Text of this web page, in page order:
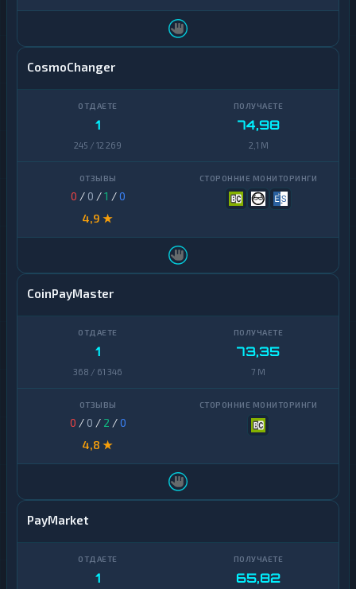
CosmoChanger
1
245 / 12 269
74,98
2,1 M
0 / 0 /1 /0
4,9 ★
CoinPayMaster
1
368 / 61 346
73,35
7 M
0 / 0 / 2 /0
4,8 ★
PayMarket
1 65,82